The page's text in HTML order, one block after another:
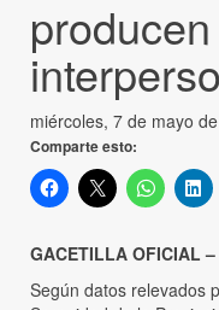
miércoles, 7 de mayo
Comparte esto:
GACETILLA OFICIAL –
Según datos relevados